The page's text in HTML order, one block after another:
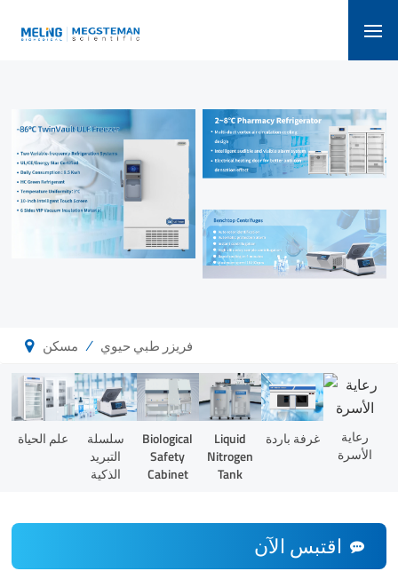
مسكن / فريزر طبي حيوي
علم الحياة
سلسلة
التبريد
الذكية
Biological
Safety
Cabinet
Liquid
Nitrogen
Tank
غرفة باردة
رعاية
الأسرة
اقتبس الآن